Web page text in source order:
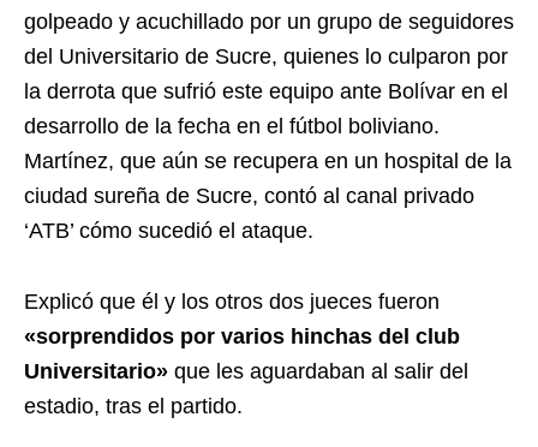
golpeado y acuchillado por un grupo de seguidores
del Universitario de Sucre, quienes lo culparon por
la derrota que sufrió este equipo ante Bolívar en el
desarrollo de la fecha en el fútbol boliviano.
Martínez, que aún se recupera en un hospital de la
ciudad sureña de Sucre, contó al canal privado
‘ATB’ cómo sucedió el ataque.
Explicó que él y los otros dos jueces fueron
«sorprendidos por varios hinchas del club
Universitario» que les aguardaban al salir del
estadio, tras el partido.